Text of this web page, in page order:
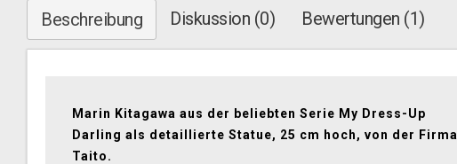
Beschreibung Diskussion (0) Bewertungen (1)
Marin Kitagawa aus der beliebten Serie My Dress-Up
Darling als detaillierte Statue, 25 cm hoch, von der Firma
Taito.